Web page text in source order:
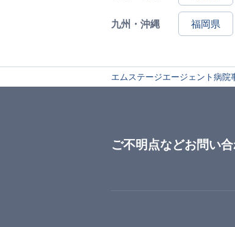
九州・沖縄 福岡県
エムステージエージェント病院
ご不明点などお問い